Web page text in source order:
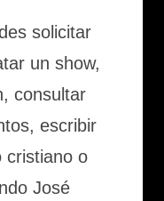
solicitar
un show,
consultar
escribir
cristiano o
José